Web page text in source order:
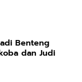
Benteng
dan Judi